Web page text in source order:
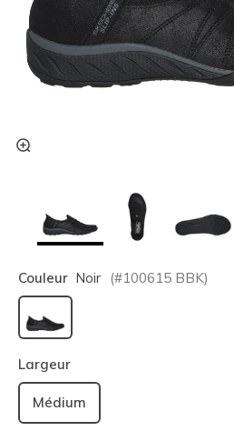
Couleur Noir (#100615 BBK)
sélectionné
Largeur
Médium